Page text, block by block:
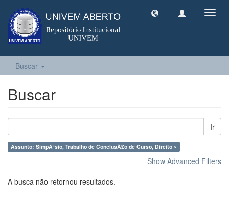
Buscar
Buscar
Ir
Assunto: SimpÃ³sio, Trabalho de ConclusÃ£o de Curso, Direito ×
Show Advanced Filters
A busca não retornou resultados.